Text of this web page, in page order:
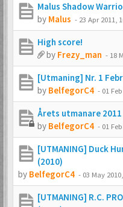
Malus Shadow
by Malus - 23 Apr 2011,
High score!
by Frezy_man - 18
[Utmaning] Nr. 1
by BelfegorC4 - 01
Årets utmanare 2011
by BelfegorC4 - 01
[UTMANING] Duck
(2010)
by BelfegorC4 - 03 May
[UTMANING] R.C.